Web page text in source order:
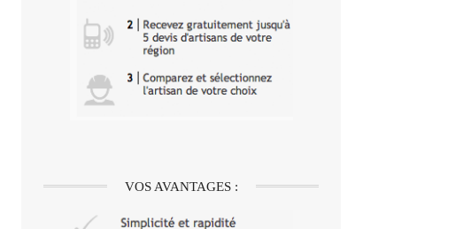
VOS AVANTAGES :